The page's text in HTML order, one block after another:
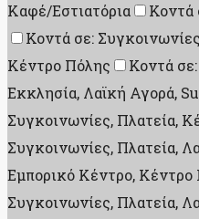
Καφέ/Εστιατόρια
Κοντά
Κοντά σε:
Κέντρο Πόλης
Κοντά
Εκκλησία, Λαϊκή Αγορά,
Συγκοινωνίες, Πλατεία,
Συγκοινωνίες, Πλατεία,
Εμπορικό Κέντρο, Κέντρο
Συγκοινωνίες, Πλατεία,